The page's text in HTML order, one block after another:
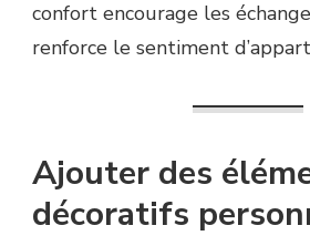
confort encourage les
renforce le sentiment
Ajouter des
décoratifs